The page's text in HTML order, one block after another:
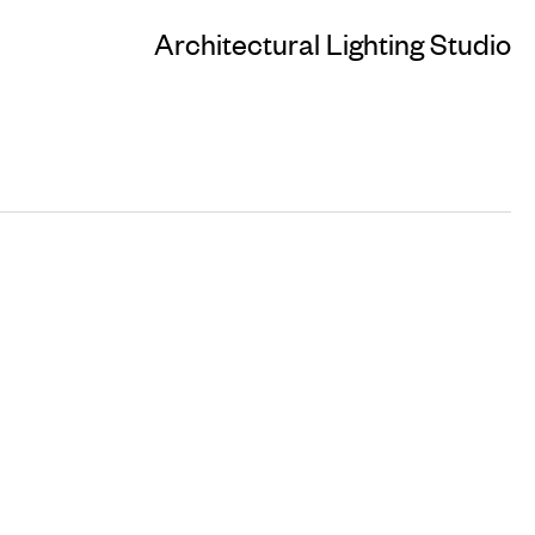
Architectural Lighting Studio